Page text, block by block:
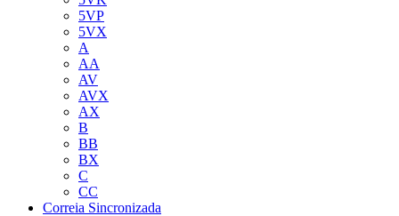
5VP
5VX
A
AA
AV
AVX
AX
B
BB
BX
C
CC
Correia Sincronizada